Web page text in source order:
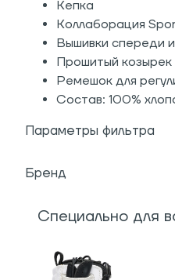
Кепка
Коллаборация
Вышивки спереди
Прошитый козырек
Ремешок для
Состав: 100%
Параметры фильтра
Бренд
Специально для